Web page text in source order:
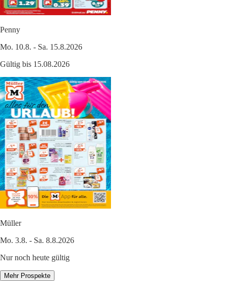
Penny
Mo. 10.8. - Sa. 15.8.2026
Gültig bis 15.08.2026
Müller
Mo. 3.8. - Sa. 8.8.2026
Nur noch heute gültig
Mehr Prospekte